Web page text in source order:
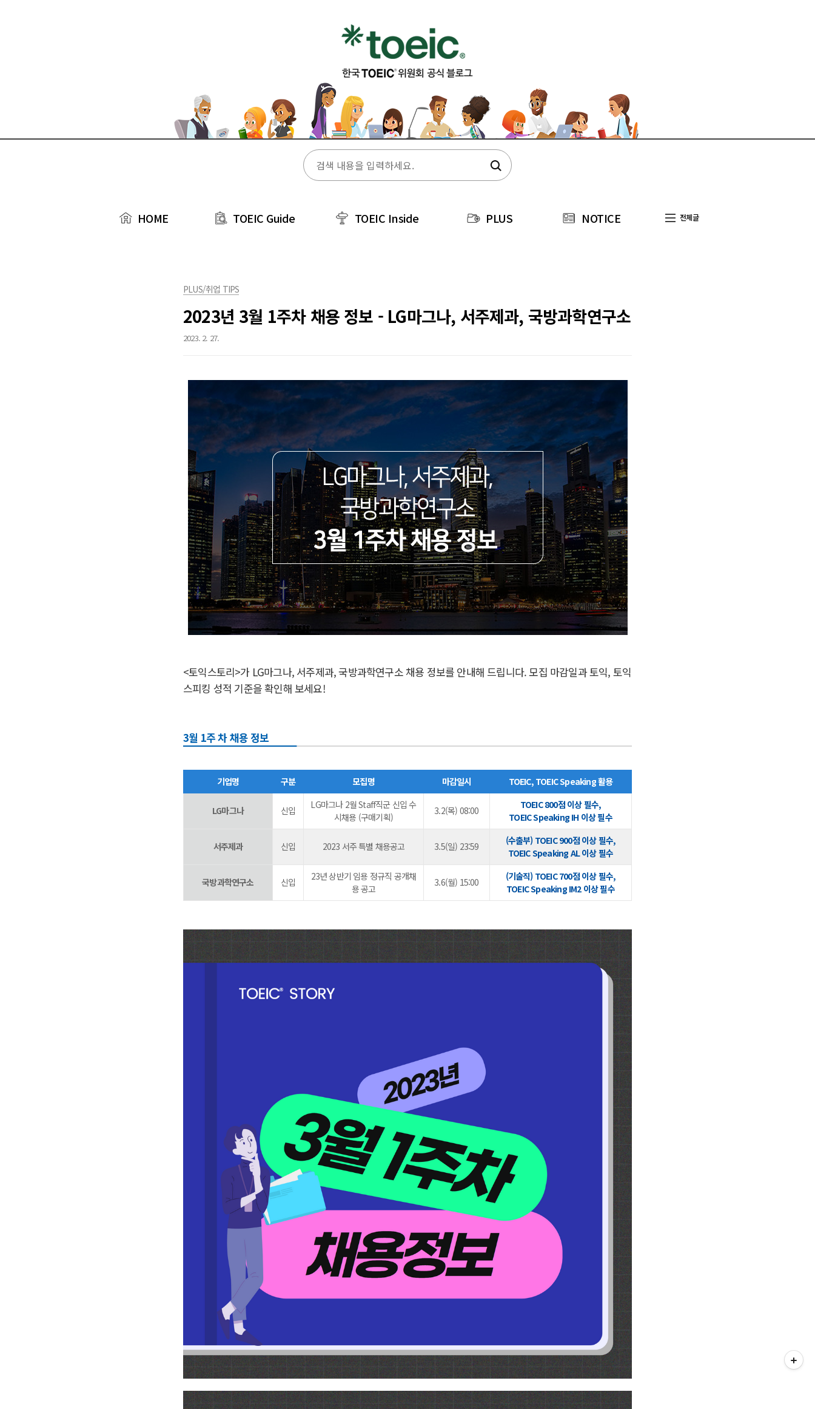
HOME TOEIC Guide TOEIC Inside PLUS NOTICE 전체글
PLUS/취업 TIPS
2023년 3월 1주차 채용 정보 - LG마그나, 서주제과, 국방과학연구소
2023. 2. 27.
<토익스토리>가 LG마그나, 서주제과, 국방과학연구소 채용 정보를 안내해 드립니다. 모집 마감일과 토익, 토익
스피킹 성적 기준을 확인해 보세요!
3월 1주 차 채용 정보
기업명 구분 모집명 마감일시 TOEIC, TOEIC Speaking 활용
LG마그나 신입
LG마그나 2월 Staff직군 신입 수
시채용 (구매기획)
3.2(목) 08:00
TOEIC 800점 이상 필수,
TOEIC Speaking IH 이상 필수
서주제과 신입 2023 서주 특별 채용공고 3.5(일) 23:59
(수출부) TOEIC 900점 이상 필수,
TOEIC Speaking AL 이상 필수
국방과학연구소 신입
23년 상반기 임용 정규직 공개채
용 공고
3.6(월) 15:00
(기술직) TOEIC 700점 이상 필수,
TOEIC Speaking IM2 이상 필수